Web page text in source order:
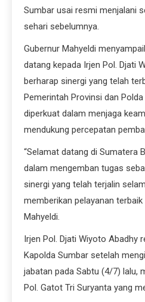
Sumbar usai resmi menjalani
sehari sebelumnya.
Gubernur Mahyeldi
datang kepada Irjen Pol. Djati
berharap sinergi yang telah
Pemerintah Provinsi dan
diperkuat dalam menjaga
mendukung percepatan
“Selamat datang di Sumatera
dalam mengemban tugas
sinergi yang telah terjalin
memberikan pelayanan
Mahyeldi.
Irjen Pol. Djati Wiyoto Abadhy
Kapolda Sumbar setelah
jabatan pada Sabtu (4/7) lalu,
Pol. Gatot Tri Suryanta yang